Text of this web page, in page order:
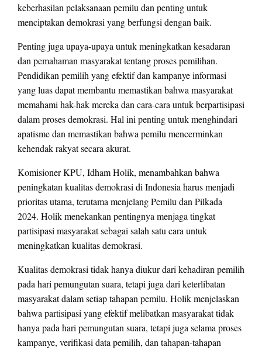
keberhasilan pelaksanaan pemilu dan penting untuk
menciptakan demokrasi yang berfungsi dengan baik.
Penting juga upaya-upaya untuk meningkatkan kesadaran
dan pemahaman masyarakat tentang proses pemilihan.
Pendidikan pemilih yang efektif dan kampanye informasi
yang luas dapat membantu memastikan bahwa masyarakat
memahami hak-hak mereka dan cara-cara untuk berpartisipasi
dalam proses demokrasi. Hal ini penting untuk menghindari
apatisme dan memastikan bahwa pemilu mencerminkan
kehendak rakyat secara akurat.
Komisioner KPU, Idham Holik, menambahkan bahwa
peningkatan kualitas demokrasi di Indonesia harus menjadi
prioritas utama, terutama menjelang Pemilu dan Pilkada
2024. Holik menekankan pentingnya menjaga tingkat
partisipasi masyarakat sebagai salah satu cara untuk
meningkatkan kualitas demokrasi.
Kualitas demokrasi tidak hanya diukur dari kehadiran pemilih
pada hari pemungutan suara, tetapi juga dari keterlibatan
masyarakat dalam setiap tahapan pemilu. Holik menjelaskan
bahwa partisipasi yang efektif melibatkan masyarakat tidak
hanya pada hari pemungutan suara, tetapi juga selama proses
kampanye, verifikasi data pemilih, dan tahapan-tahapan